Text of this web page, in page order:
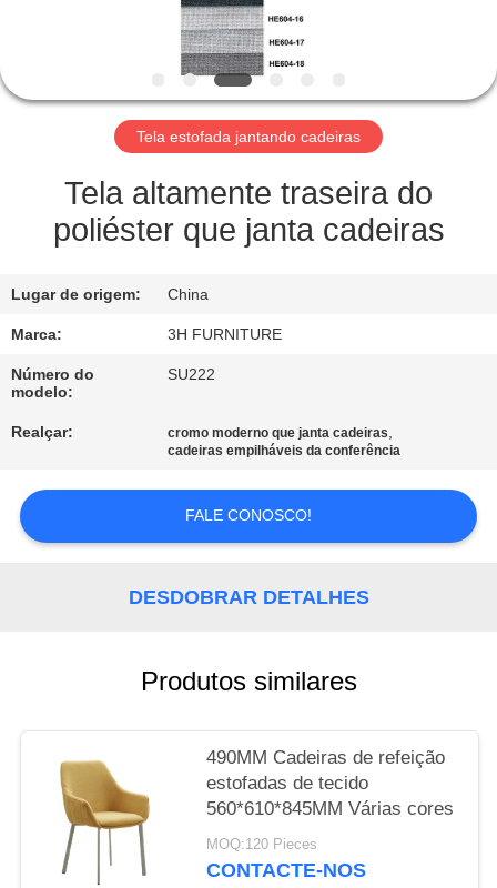
QUALIDADE
CONTATO
PEÇA
UMAS
CITAÇÕES
MAPA
DO
PRIVACY
Tela estofada jantando cadeiras
Tela altamente traseira do
poliéster que janta cadeiras
Lugar de origem: China
Marca: 3H FURNITURE
Número do
modelo:
SU222
Realçar: cromo moderno que janta cadeiras,
cadeiras empilháveis da conferência
FALE CONOSCO!
DESDOBRAR DETALHES
Produtos similares
490MM Cadeiras de refeição
estofadas de tecido
560*610*845MM Várias cores
MOQ:120 Pieces
CONTACTE-NOS